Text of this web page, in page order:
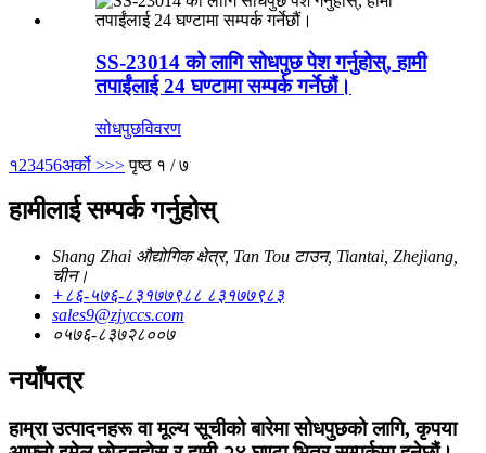
SS-23014 को लागि सोधपुछ पेश गर्नुहोस्, हामी
तपाईंलाई 24 घण्टामा सम्पर्क गर्नेछौं।
सोधपुछविवरण
१23456अर्को >>> पृष्ठ १ / ७
हामीलाई सम्पर्क गर्नुहोस्
Shang Zhai औद्योगिक क्षेत्र, Tan Tou टाउन, Tiantai, Zhejiang,
चीन।
+८६-५७६-८३१७७९८८ ८३१७७९८३
sales9@zjyccs.com
०५७६-८३७२८००७
नयाँपत्र
हाम्रा उत्पादनहरू वा मूल्य सूचीको बारेमा सोधपुछको लागि, कृपया